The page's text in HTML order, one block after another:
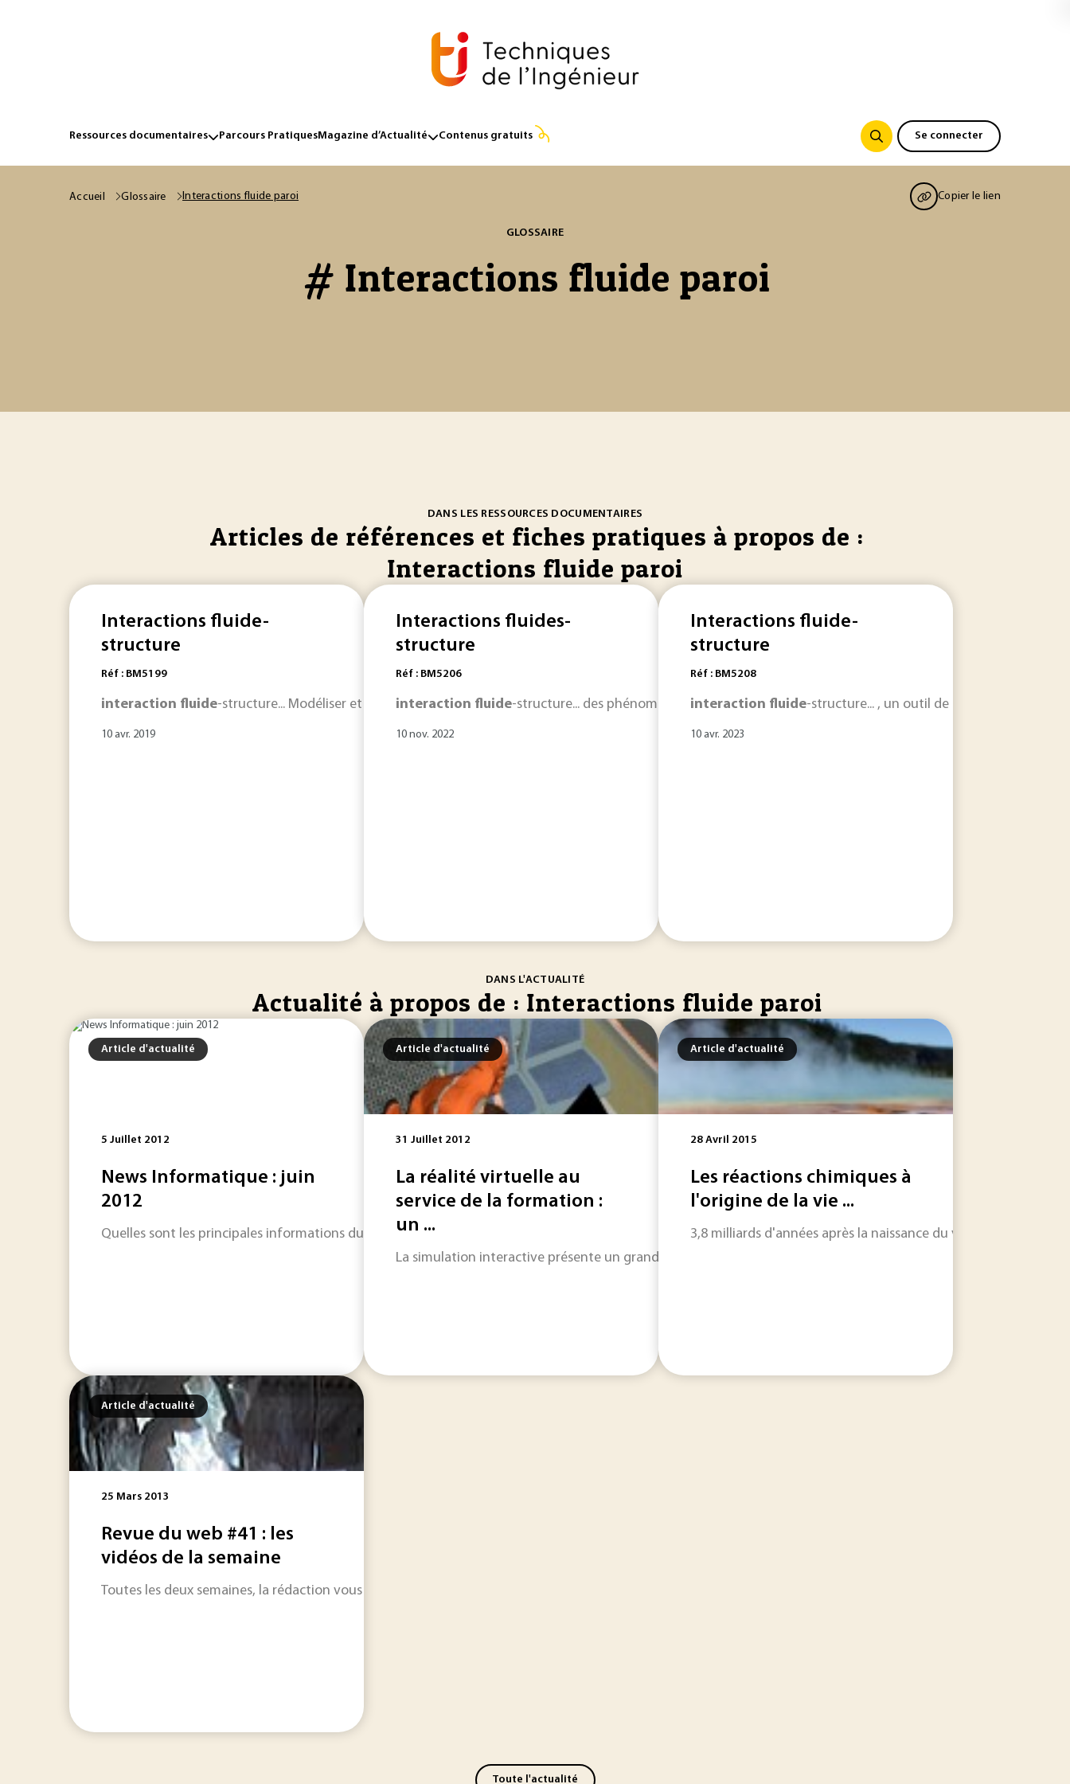
Ressources documentaires Parcours PratiquesMagazine d’Actualité Contenus gratuits Se connecter
Accueil Glossaire Interactions fluide paroi Copier le lien
GLOSSAIRE
# Interactions fluide paroi
DANS LES RESSOURCES DOCUMENTAIRES
Articles de références et fiches pratiques à propos de :
Interactions fluide paroi
Interactions fluide-
structure
Réf : BM5199
interaction fluide-structure... Modéliser et calculer lesinteractions fluide-structure (IFS) s’avère dans certaines situations... accessibles aux ingénieurs pour
10 avr. 2019
Interactions fluides-
structure
Réf : BM5206
interaction fluide-structure... des phénomènes prédominant lors del'interaction fluide/structure constitue
10 nov. 2022
Interactions fluide-
structure
Réf : BM5208
interaction fluide-structure... , un outil de dimensionnement
10 avr. 2023
DANS L'ACTUALITÉ
Actualité à propos de : Interactions fluide paroi
Article d'actualité
5 Juillet 2012
News Informatique : juin
2012
Quelles sont les principales informations du secteur de l'informatique pour le mois de juin ? Réalité virtuelle, The Pirate Bay, un modèle informatique pour...
Article d'actualité
31 Juillet 2012
La réalité virtuelle au
service de la formation :
un ...
La simulation interactive présente un grand intérêt dans le domaine de la réalité virtuelle. Des chercheurs du
Article d'actualité
28 Avril 2015
Les réactions chimiques à
l'origine de la vie ...
3,8 milliards d'années après la naissance du vivant, les
Article d'actualité
25 Mars 2013
Revue du web #41 : les
vidéos de la semaine
Toutes les deux semaines, la rédaction vous propose quelques vidéos glanées sur la Toile, présentant un intérêt scientifique certain, en lien – ou non – avec...
Toute l'actualité